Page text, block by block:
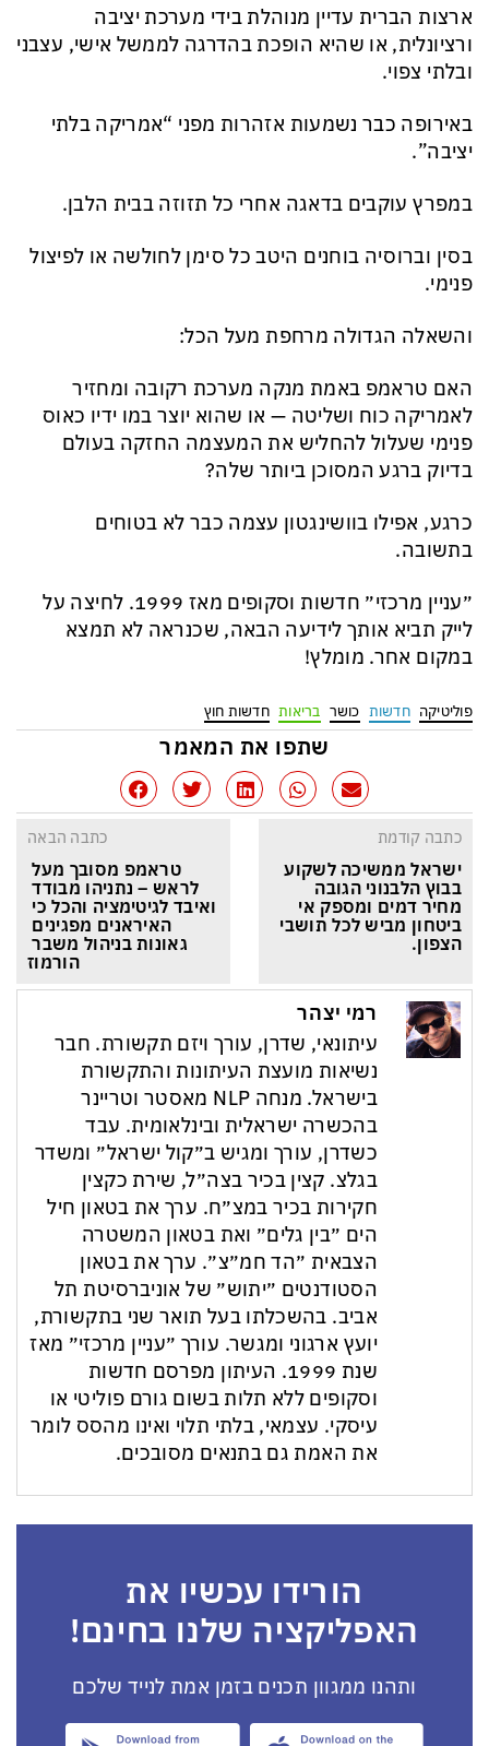
ארצות הברית עדיין מנוהלת בידי מערכת יציבה
ורציונלית, או שהיא הופכת בהדרגה לממשל אישי, עצבני
ובלתי צפוי.
באירופה כבר נשמעות אזהרות מפני “אמריקה בלתי
יציבה”.
במפרץ עוקבים בדאגה אחרי כל תזוזה בבית הלבן.
בסין וברוסיה בוחנים היטב כל סימן לחולשה או לפיצול
פנימי.
והשאלה הגדולה מרחפת מעל הכל:
האם טראמפ באמת מנקה מערכת רקובה ומחזיר
לאמריקה כוח ושליטה — או שהוא יוצר במו ידיו כאוס
פנימי שעלול להחליש את המעצמה החזקה בעולם
בדיוק ברגע המסוכן ביותר שלה?
כרגע, אפילו בוושינגטון עצמה כבר לא בטוחים
בתשובה.
״עניין מרכזי״ חדשות וסקופים מאז 1999. לחיצה על
לייק תביא אותך לידיעה הבאה, שכנראה לא תמצא
במקום אחר. מומלץ!
פוליטיקה חדשות כושר בריאות חדשות חוץ
שתפו את המאמר
כתבה קודמת
ישראל ממשיכה לשקוע
בבוץ הלבנוני הגובה
מחיר דמים ומספק אי
ביטחון מביש לכל תושבי
הצפון.
כתבה הבאה
טראמפ מסובך מעל
לראש – נתניהו מבודד
ואיבד לגיטימציה והכל כי
האיראנים מפגינים
גאונות בניהול משבר
הורמוז
רמי יצהר
עיתונאי, שדרן, עורך ויזם תקשורת. חבר
נשיאות מועצת העיתונות והתקשורת
בישראל. מנחה NLP מאסטר וטריינר
בהכשרה ישראלית ובינלאומית. עבד
כשדרן, עורך ומגיש ב״קול ישראל״ ומשדר
בגלצ. קצין בכיר בצה״ל, שירת כקצין
חקירות בכיר במצ״ח. ערך את בטאון חיל
הים ״בין גלים״ ואת בטאון המשטרה
הצבאית ״הד חמ״צ״. ערך את בטאון
הסטודנטים ״יתוש״ של אוניברסיטת תל
אביב. בהשכלתו בעל תואר שני בתקשורת,
יועץ ארגוני ומגשר. עורך ״עניין מרכזי״ מאז
שנת 1999. העיתון מפרסם חדשות
וסקופים ללא תלות בשום גורם פוליטי או
עיסקי. עצמאי, בלתי תלוי ואינו מהסס לומר
את האמת גם בתנאים מסובכים.
הורידו עכשיו את
האפליקציה שלנו בחינם!
ותהנו ממגוון תכנים בזמן אמת לנייד שלכם